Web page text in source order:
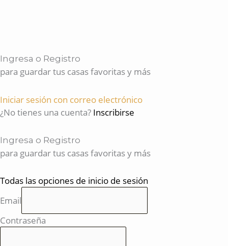
Ingresa o Registro
para guardar tus casas favoritas y más
Iniciar sesión con correo electrónico
¿No tienes una cuenta? Inscribirse
Ingresa o Registro
para guardar tus casas favoritas y más
Todas las opciones de inicio de sesión
Email
Contraseña